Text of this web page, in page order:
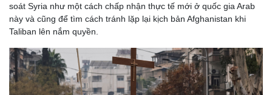
soát Syria như một cách chấp nhận thực tế mới ở quốc gia Arab
này và cũng để tìm cách tránh lặp lại kịch bản Afghanistan khi
Taliban lên nắm quyền.